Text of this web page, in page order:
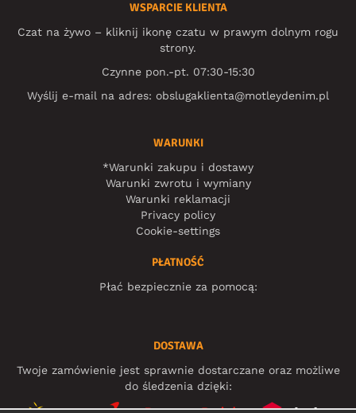
WSPARCIE KLIENTA
Czat na żywo – kliknij ikonę czatu w prawym dolnym rogu
strony.
Czynne pon.-pt. 07:30-15:30
Wyślij e-mail na adres: obslugaklienta@motleydenim.pl
WARUNKI
*Warunki zakupu i dostawy
Warunki zwrotu i wymiany
Warunki reklamacji
Privacy policy
Cookie-settings
PŁATNOŚĆ
Płać bezpiecznie za pomocą:
DOSTAWA
Twoje zamówienie jest sprawnie dostarczane oraz możliwe
do śledzenia dzięki: